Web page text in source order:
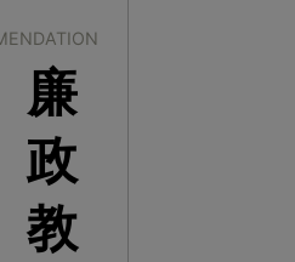
馆的展示内容主要包含哪些几个方面？
馆设计：打造身临其境的奇妙世界
廉
政
教